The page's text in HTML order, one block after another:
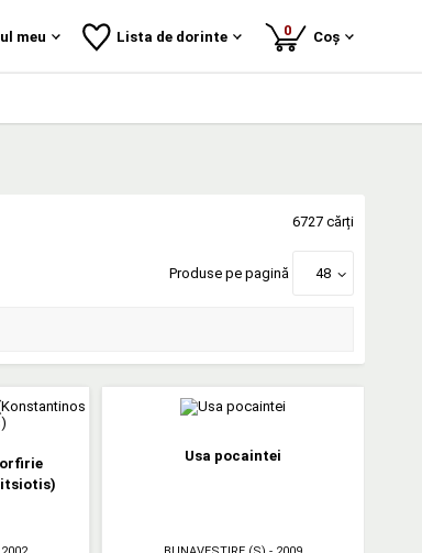
meu Lista de dorinte 0produse
Coș
6727 cărți
Produse pe pagină 48
Usa pocaintei